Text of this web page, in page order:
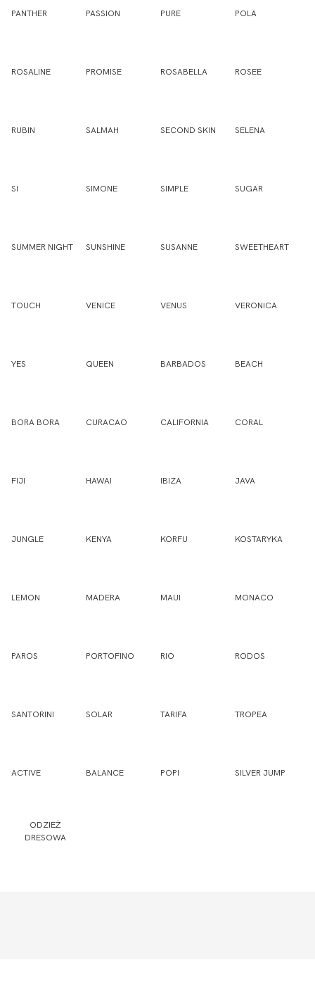
PANTHER PASSION PURE POLA
ROSALINE PROMISE ROSABELLA ROSEE
RUBIN SALMAH SECOND SKIN SELENA
SI SIMONE SIMPLE SUGAR
SUMMER NIGHT SUNSHINE SUSANNE SWEETHEART
TOUCH VENICE VENUS VERONICA
YES QUEEN BARBADOS BEACH
BORA BORA CURACAO CALIFORNIA CORAL
FIJI HAWAI IBIZA JAVA
JUNGLE KENYA KORFU KOSTARYKA
LEMON MADERA MAUI MONACO
PAROS PORTOFINO RIO RODOS
SANTORINI SOLAR TARIFA TROPEA
ACTIVE BALANCE POPI SILVER JUMP
ODZIEŻ
DRESOWA